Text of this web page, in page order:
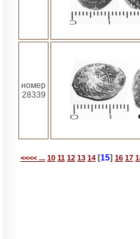
номер
28339
<<<< ... 10 11 12 13 14 [15] 16 17